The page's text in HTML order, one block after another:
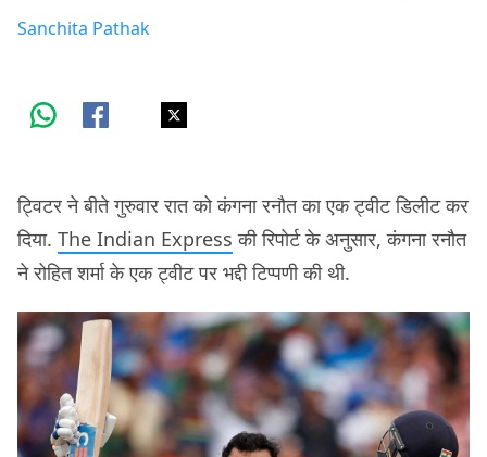
Sanchita Pathak
ट्विटर ने बीते गुरुवार रात को कंगना रनौत का एक ट्वीट डिलीट कर
दिया. The Indian Express की रिपोर्ट के अनुसार, कंगना रनौत
ने रोहित शर्मा के एक ट्वीट पर भद्दी टिप्पणी की थी.